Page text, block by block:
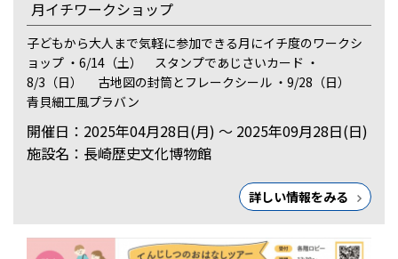
月イチワークショップ
子どもから大人まで気軽に参加できる月にイチ度のワークシ
ョップ ・6/14（土） スタンプであじさいカード ・
8/3（日） 古地図の封筒とフレークシール ・9/28（日）
青貝細工風プラバン
開催日：2025年04月28日(月) ～ 2025年09月28日(日)
施設名：長崎歴史文化博物館
詳しい情報をみる